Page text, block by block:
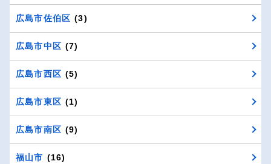
広島市佐伯区 (3)
広島市中区 (7)
広島市西区 (5)
広島市東区 (1)
広島市南区 (9)
福山市 (16)